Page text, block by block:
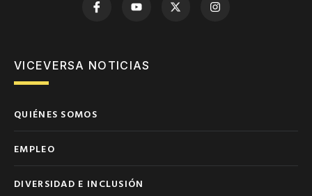
VICEVERSA NOTICIAS
QUIÉNES SOMOS
EMPLEO
DIVERSIDAD E INCLUSIÓN